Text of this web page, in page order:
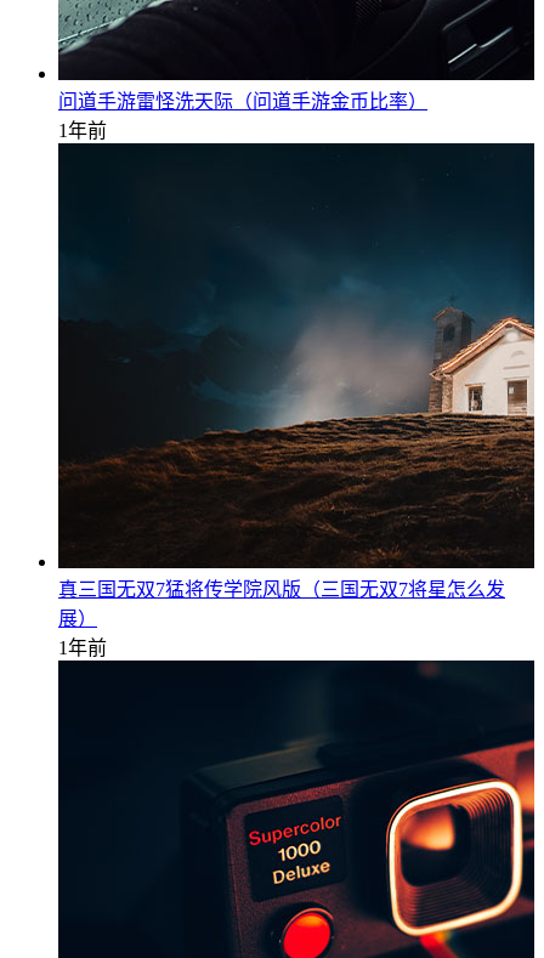
问道手游雷怪洗天际（问道手游金币比率）
1年前
真三国无双7猛将传学院风版（三国无双7将星怎么发
展）
1年前